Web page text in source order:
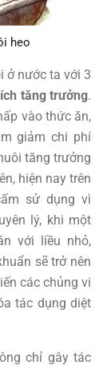
heo
ở nước ta với 3
tăng trưởng.
vào thức ăn,
giảm chi phí
tăng trưởng
hiện nay trên
sử dụng vì
lý, khi một
với liều nhỏ,
sẽ trở nên
các chủng vi
tác dụng diệt
chỉ gây tác